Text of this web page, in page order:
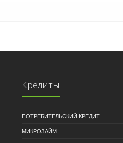
Кредиты
ПОТРЕБИТЕЛЬСКИЙ КРЕДИТ
МИКРОЗАЙМ